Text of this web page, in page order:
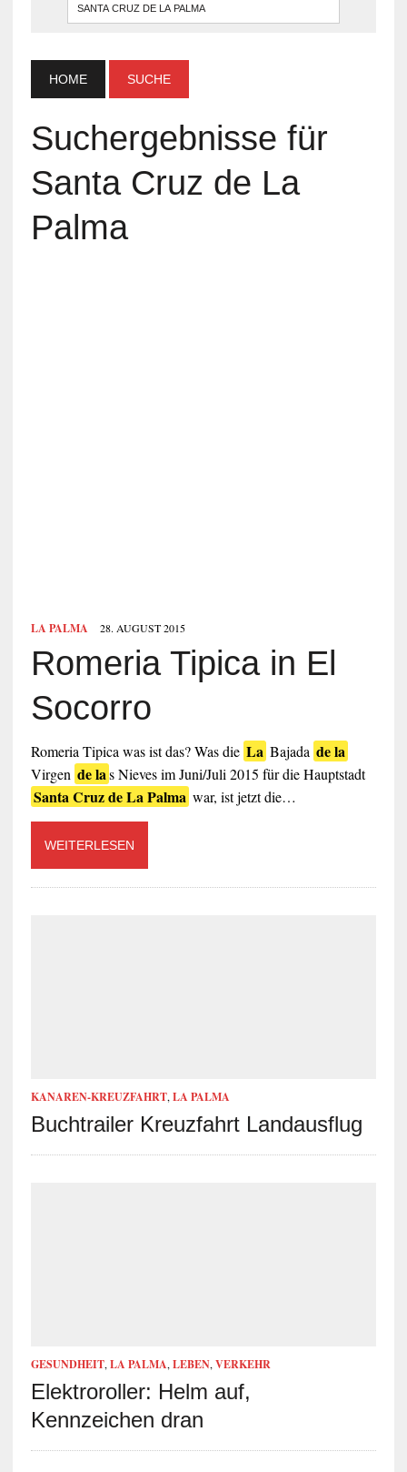
HOME SUCHE
Suchergebnisse für
Santa Cruz de La
Palma
LA PALMA 28. AUGUST 2015
Romeria Tipica in El
Socorro
Romeria Tipica was ist das? Was die La Bajada de la
Virgen de las Nieves im Juni/Juli 2015 für die Hauptstadt
Santa Cruz de La Palma war, ist jetzt die…
WEITERLESEN
KANAREN-KREUZFAHRT, LA PALMA
Buchtrailer Kreuzfahrt Landausflug
GESUNDHEIT, LA PALMA, LEBEN, VERKEHR
Elektroroller: Helm auf,
Kennzeichen dran